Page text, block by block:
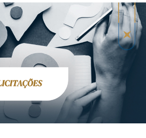
Produtos e serviços
Zênite Fácil IA
Zênite Play
Orientação por Escrito
Mentoria Zênite